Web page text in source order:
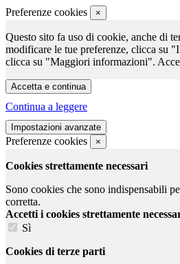
Preferenze cookies ×
Questo sito fa uso di cookie, anche di
modificare le tue preferenze, clicca su
clicca su "Maggiori informazioni".
Continua a leggere
Preferenze cookies ×
Cookies strettamente necessari
Sono cookies che sono indispensabili
corretta.
Accetti i cookies strettamente
Sì
Cookies di terze parti